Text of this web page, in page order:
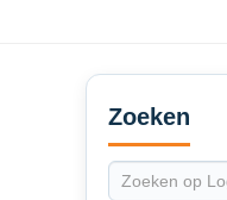
Secondary
Sidebar
Zoeken